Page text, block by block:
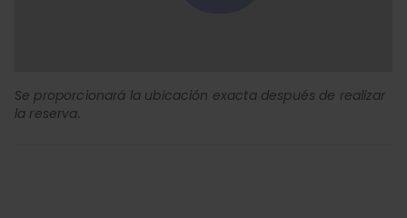
Se proporcionará la ubicación exacta después de realizar
la reserva.